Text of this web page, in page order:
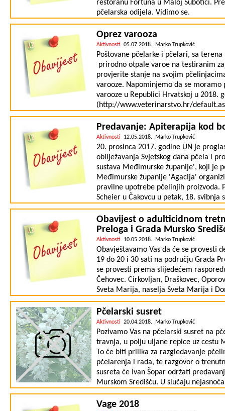
restoranu Fortuna u Maloj Subotici.
pčelarska odijela. Vidimo se.
Oprez varooza
Aktivnosti 05.07.2018. Marko Trupković
Poštovane pčelarke i pčelari, sa
prirodno otpale varoe na testiranim
provjerite stanje na svojim
varooze. Napominjemo da se
varooze u Republici Hrvatskoj u 2018.
(http://www.veterinarstvo.hr/
Predavanje: Apiterapija kod
Aktivnosti 12.05.2018. Marko Trupković
20. prosinca 2017. godine UN je
obilježavanja Svjetskog dana pčela i
sustava Međimurske županije', koji je
Međimurske županije 'Agacija'
pravilne upotrebe pčelinjih proizvoda.
Scheier u Čakovcu u petak, 18.
dr. med. s temom: Apiterapija kod
Obavijest o adulticidnom
Preloga i Grada Mursko
Aktivnosti 10.05.2018. Marko Trupković
Obavještavamo Vas da će se provesti
19 do 20 i 30 sati na području Grada
se provesti prema slijedećem
Čehovec. Cirkovljan, Draškovec,
Sveta Marija, naselja Sveta Marija i
Središće, Hlapičina. Križovec,
na bazi deltametrina Aqua-K-othrin
zamagljivanja, a u slučaju
Slavica Mustač D.M.V. Dezinfekcija,
Croatia
Pčelarski susret
Aktivnosti 20.04.2018. Marko Trupković
Pozivamo Vas na pčelarski susret na
travnja, u polju uljane repice uz cestu
To će biti prilika za razgledavanje
pčelarenja i rada, te razgovor o
susreta će Ivan Šopar održati
Murskom Središću. U slučaju
Trupković). Preporučujemo pčelarima
Medno! Pčelarstvo Trupković i
Vage 2018